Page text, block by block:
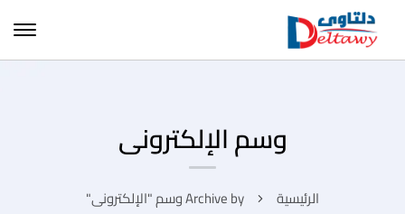
وسم الإلكترونى
الرئيسية Archive by وسم "الإلكترونى"